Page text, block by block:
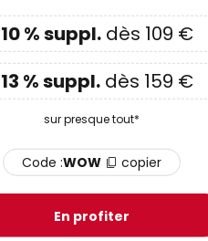
Mia plafonnier LED,
€
% suppl. dès 109 €
% suppl. dès 159 €
sur presque tout*
Code :WOW copier
En profiter